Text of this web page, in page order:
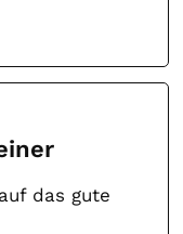
das gute